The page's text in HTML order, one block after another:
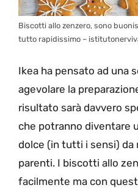
Biscotti allo zenzero, sono
tutto rapidissimo –
Ikea ha pensato ad una
agevolare la
risultato sarà davvero
che potranno diventare
dolce (in tutti i sensi) da
parenti. I biscotti allo
facilmente ma con